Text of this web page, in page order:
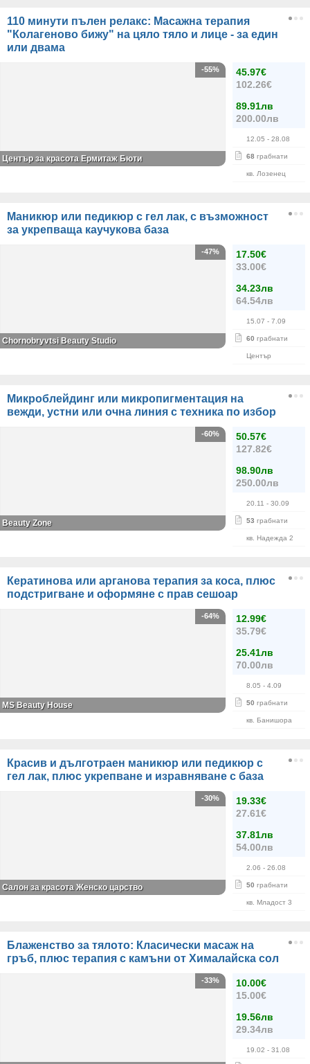
110 минути пълен релакс: Масажна терапия
"Колагеново бижу" на цяло тяло и лице - за един
или двама
45.97€
102.26€
89.91лв
200.00лв
12.05 - 28.08
68 грабнати
кв. Лозенец
-55%
Център за красота Ермитаж Бюти
Маникюр или педикюр с гел лак, с възможност
за укрепваща каучукова база
17.50€
33.00€
34.23лв
64.54лв
15.07 - 7.09
60 грабнати
Център
-47%
Chornobryvtsi Beauty Studio
Микроблейдинг или микропигментация на
вежди, устни или очна линия с техника по избор
50.57€
127.82€
98.90лв
250.00лв
20.11 - 30.09
53 грабнати
кв. Надежда 2
-60%
Beauty Zone
Кератинова или арганова терапия за коса, плюс
подстригване и оформяне с прав сешоар
12.99€
35.79€
25.41лв
70.00лв
8.05 - 4.09
50 грабнати
кв. Банишора
-64%
МS Beauty House
Красив и дълготраен маникюр или педикюр с
гел лак, плюс укрепване и изравняване с база
19.33€
27.61€
37.81лв
54.00лв
2.06 - 26.08
50 грабнати
кв. Младост 3
-30%
Салон за красота Женско царство
Блаженство за тялото: Класически масаж на
гръб, плюс терапия с камъни от Хималайска сол
10.00€
15.00€
19.56лв
29.34лв
19.02 - 31.08
-33%